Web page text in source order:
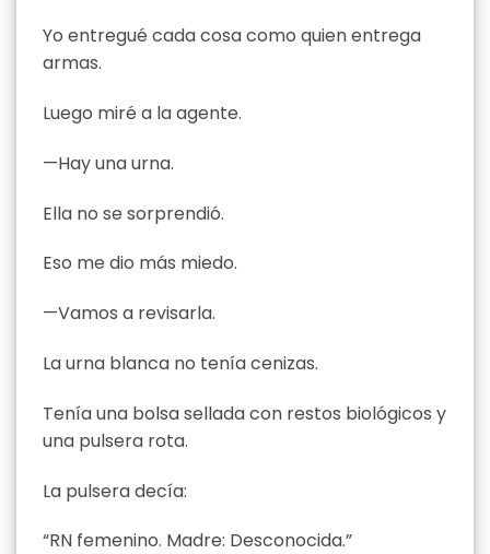
Yo entregué cada cosa como quien entrega
armas.
Luego miré a la agente.
—Hay una urna.
Ella no se sorprendió.
Eso me dio más miedo.
—Vamos a revisarla.
La urna blanca no tenía cenizas.
Tenía una bolsa sellada con restos biológicos y
una pulsera rota.
La pulsera decía:
“RN femenino. Madre: Desconocida.”